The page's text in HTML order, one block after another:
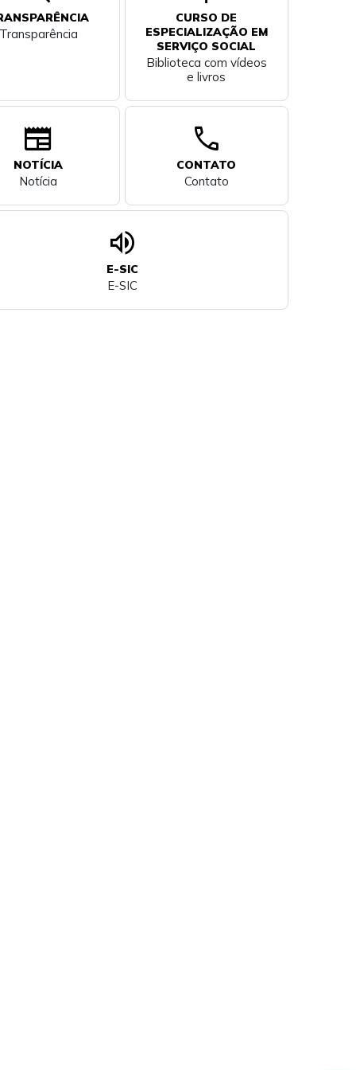
Transparência
CURSO DE
ESPECIALIZAÇÃO EM
SERVIÇO SOCIAL
Biblioteca com vídeos
e livros
newspaper
NOTÍCIA
Notícia
call
CONTATO
Contato
volume_up
E-SIC
E-SIC